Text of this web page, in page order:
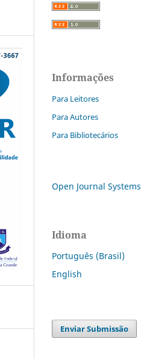
Informações
Para Leitores
Para Autores
Para Bibliotecários
Open Journal Systems
Idioma
Português (Brasil)
English
Enviar Submissão